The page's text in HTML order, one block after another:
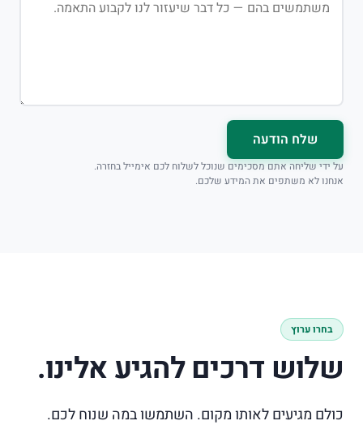
שלח הודעה
על ידי שליחה אתם מסכימים שנוכל לשלוח לכם אימייל בחזרה.
אנחנו לא משתפים את המידע שלכם.
בחרו ערוץ
שלוש דרכים להגיע אלינו.
כולם מגיעים לאותו מקום. השתמשו במה שנוח לכם.